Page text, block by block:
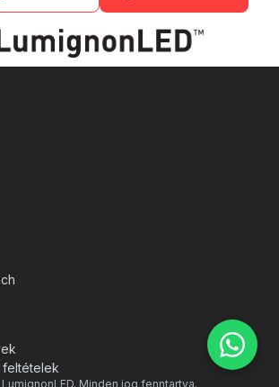
feltételek
LumignonLED. Minden jog fenntartva.